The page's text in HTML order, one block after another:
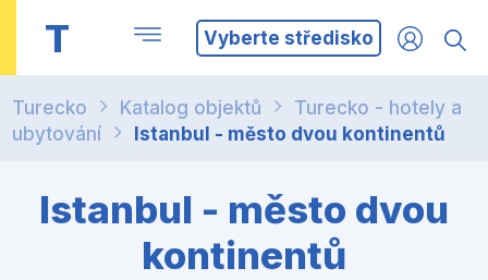
T Vyberte středisko
Turecko Katalog objektů
Turecko - hotely a
ubytování
Istanbul - město dvou kontinentů
Istanbul - město dvou
kontinentů